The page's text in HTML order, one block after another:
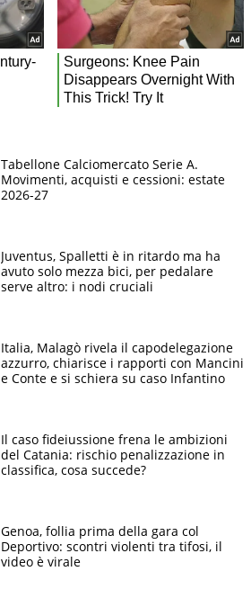
Tabellone Calciomercato Serie A.
Movimenti, acquisti e cessioni: estate
2026-27
Juventus, Spalletti è in ritardo ma ha
avuto solo mezza bici, per pedalare
serve altro: i nodi cruciali
Italia, Malagò rivela il capodelegazione
azzurro, chiarisce i rapporti con Mancini
e Conte e si schiera su caso Infantino
Il caso fideiussione frena le ambizioni
del Catania: rischio penalizzazione in
classifica, cosa succede?
Genoa, follia prima della gara col
Deportivo: scontri violenti tra tifosi, il
video è virale